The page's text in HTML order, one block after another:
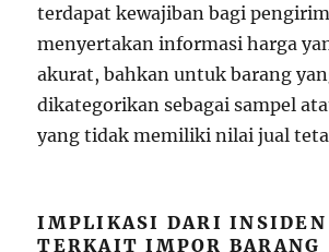
terdapat kewajiban bagi
menyertakan informasi harga
akurat, bahkan untuk barang
dikategorikan sebagai sampel
yang tidak memiliki nilai jual
IMPLIKASI DARI INSIDEN
TERKAIT IMPOR BARANG